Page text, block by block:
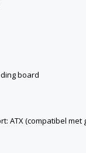
board
ATX (compatibel met